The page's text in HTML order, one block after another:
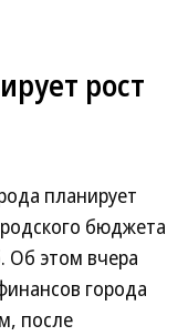
рост
планирует
бюджета
Об этом вчера
города
после